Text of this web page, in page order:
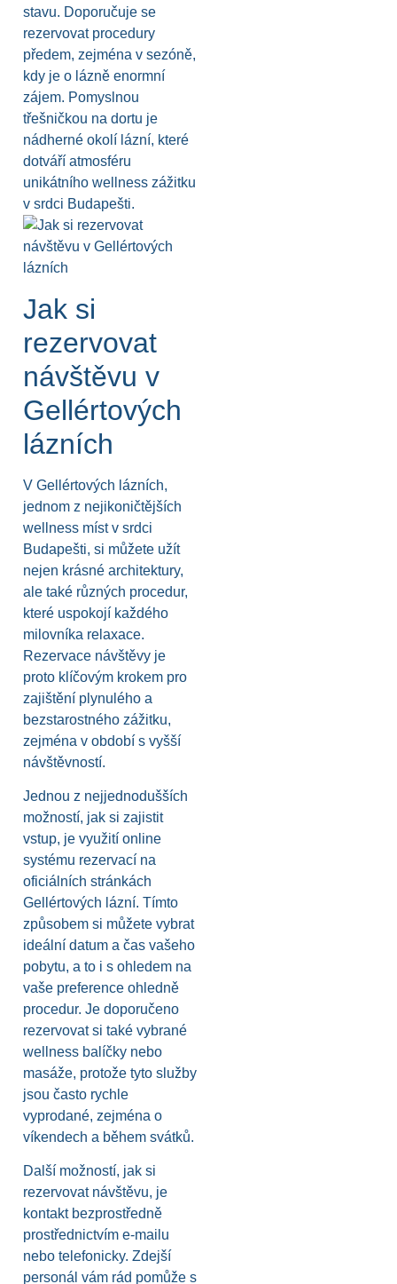
stavu. Doporučuje se
rezervovat procedury
předem, zejména v sezóně,
kdy je o lázně enormní
zájem. Pomyslnou
třešničkou na dortu je
nádherné okolí lázní, které
dotváří atmosféru
unikátního wellness zážitku
v srdci Budapešti.
Jak si
rezervovat
návštěvu v
Gellértových
lázních
V Gellértových lázních,
jednom z nejikoničtějších
wellness míst v srdci
Budapešti, si můžete užít
nejen krásné architektury,
ale také různých procedur,
které uspokojí každého
milovníka relaxace.
Rezervace návštěvy je
proto klíčovým krokem pro
zajištění plynulého a
bezstarostného zážitku,
zejména v období s vyšší
návštěvností.
Jednou z nejjednodušších
možností, jak si zajistit
vstup, je využití online
systému rezervací na
oficiálních stránkách
Gellértových lázní. Tímto
způsobem si můžete vybrat
ideální datum a čas vašeho
pobytu, a to i s ohledem na
vaše preference ohledně
procedur. Je doporučeno
rezervovat si také vybrané
wellness balíčky nebo
masáže, protože tyto služby
jsou často rychle
vyprodané, zejména o
víkendech a během svátků.
Další možností, jak si
rezervovat návštěvu, je
kontakt bezprostředně
prostřednictvím e-mailu
nebo telefonicky. Zdejší
personál vám rád pomůže s